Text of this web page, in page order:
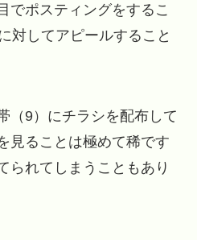
でポスティングをするこ
対してアピールすること
（9）にチラシを配布して
見ることは極めて稀です
られてしまうこともあり